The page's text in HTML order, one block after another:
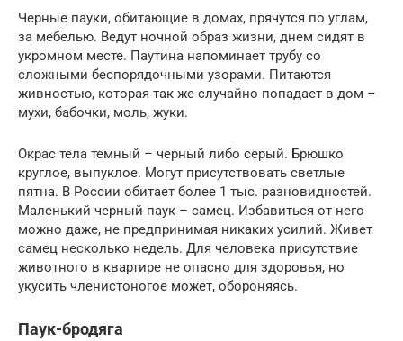
Черные пауки, обитающие в домах, прячутся по углам,
за мебелью. Ведут ночной образ жизни, днем сидят в
укромном месте. Паутина напоминает трубу со
сложными беспорядочными узорами. Питаются
живностью, которая так же случайно попадает в дом –
мухи, бабочки, моль, жуки.
Окрас тела темный – черный либо серый. Брюшко
круглое, выпуклое. Могут присутствовать светлые
пятна. В России обитает более 1 тыс. разновидностей.
Маленький черный паук – самец. Избавиться от него
можно даже, не предпринимая никаких усилий. Живет
самец несколько недель. Для человека присутствие
животного в квартире не опасно для здоровья, но
укусить членистоногое может, обороняясь.
Паук-бродяга